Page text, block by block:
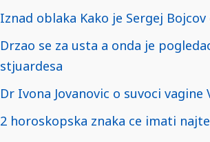
Iznad oblaka Kako je Sergej
Drzao se za usta a onda je
stjuardesa
Dr Ivona Jovanovic o suvoci
2 horoskopska znaka ce imati